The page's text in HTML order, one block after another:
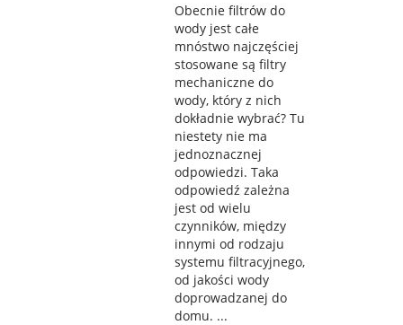
Obecnie filtrów do
wody jest całe
mnóstwo najczęściej
stosowane są filtry
mechaniczne do
wody, który z nich
dokładnie wybrać? Tu
niestety nie ma
jednoznacznej
odpowiedzi. Taka
odpowiedź zależna
jest od wielu
czynników, między
innymi od rodzaju
systemu filtracyjnego,
od jakości wody
doprowadzanej do
domu. ...